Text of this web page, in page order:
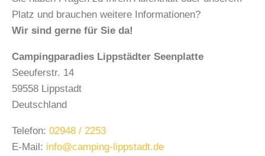
Platz und brauchen weitere Informationen?
Wir sind gerne für Sie da!
Campingparadies Lippstädter Seenplatte
Seeuferstr. 14
59558 Lippstadt
Deutschland
Telefon: 02948 / 2253
E-Mail: info@camping-lippstadt.de